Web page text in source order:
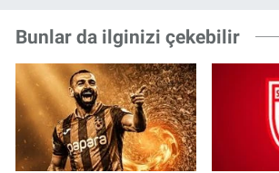
Bunlar da ilginizi çekebilir